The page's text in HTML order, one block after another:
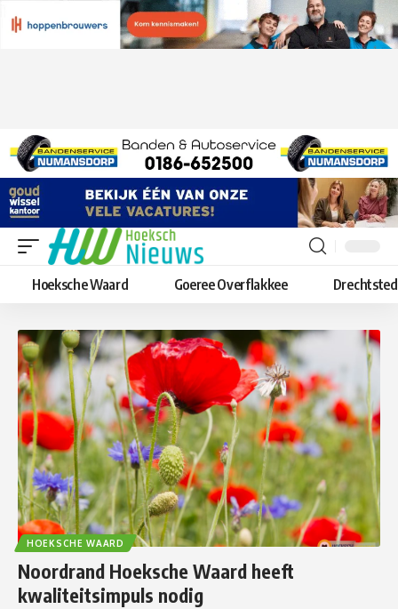
Hoeksche Waard Goeree Overflakkee
HOEKSCHE WAARD
Noordrand Hoeksche Waard heeft
kwaliteitsimpuls nodig